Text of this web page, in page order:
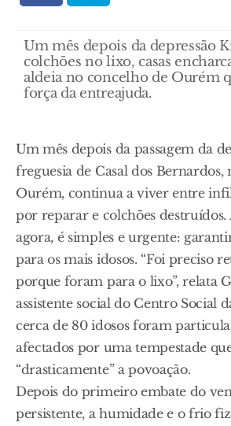
Um mês depois da depressão
colchões no lixo, casas
aldeia no concelho de Ourém
força da entreajuda.
Um mês depois da passagem da
freguesia de Casal dos Bernardos,
Ourém, continua a viver entre
por reparar e colchões
agora, é simples e urgente:
para os mais idosos. “Foi preciso
porque foram para o lixo”, relata
assistente social do Centro Social
cerca de 80 idosos foram
afectados por uma tempestade
“drasticamente” a povoação.
Depois do primeiro embate do
persistente, a humidade e o frio